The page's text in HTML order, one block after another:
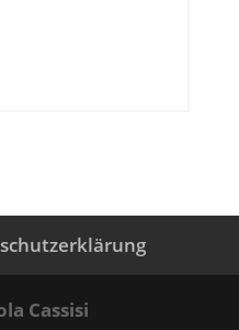
Cassisi